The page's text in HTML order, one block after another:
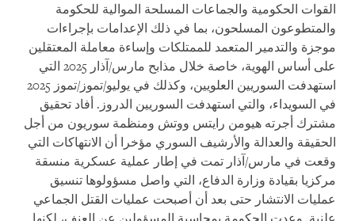
القوات الحكومية والجماعات المسلحة الموالية للحكومة
والمتطوعون المسلحون، بما في ذلك الإعدامات بإجراءات
موجزة والتدمير المتعمد للممتلكات وإساءة معاملة المعتقلين
على أساس الهوية، خاصة خلال مذابح مارس/آذار 2025 التي
استهدفت السوريين العلويين، وكذلك في يوليو/تموز/تموز 2025
في السويداء، والتي استهدفت السوريين الدروز. أفاد تحقيق
مشترك أجرته هيومن رايتس ووتش ومنظمة سوريون من أجل
الحقيقة والعدالة والأرشيف السوري مؤخرا أن الانتهاكات التي
وقعت في مارس/آذار تمت في إطار عملية عسكرية منسقة
مركزيا بقيادة وزارة الدفاع، التي واصل مسؤولوها تنسيق
عمليات الانتشار حتى بعد أن أصبحت عمليات القتل الجماعي